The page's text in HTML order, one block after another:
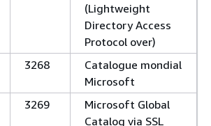
(Lightweight
Directory Access
Protocol over)
3268
Catalogue mondial
Microsoft
3269
Microsoft Global
Catalog via SSL